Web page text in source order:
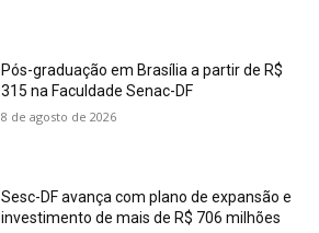
Pós-graduação em Brasília a partir de R$
315 na Faculdade Senac-DF
8 de agosto de 2026
Sesc-DF avança com plano de expansão e
investimento de mais de R$ 706 milhões